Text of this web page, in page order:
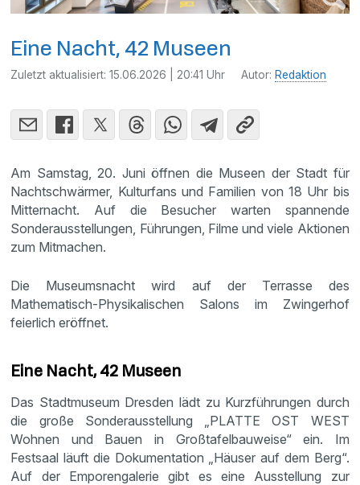
Eine Nacht, 42 Museen
Zuletzt aktualisiert:15.06.2026 | 20:41 Uhr Autor: Redaktion
Am Samstag, 20. Juni öffnen die Museen der Stadt für
Nachtschwärmer, Kulturfans und Familien von 18 Uhr bis
Mitternacht. Auf die Besucher warten spannende
Sonderausstellungen, Führungen, Filme und viele Aktionen
zum Mitmachen.
Die Museumsnacht wird auf der Terrasse des
Mathematisch-Physikalischen Salons im Zwingerhof
feierlich eröffnet.
Eine Nacht, 42 Museen
Das Stadtmuseum Dresden lädt zu Kurzführungen durch
die große Sonderausstellung „PLATTE OST WEST
Wohnen und Bauen in Großtafelbauweise“ ein. Im
Festsaal läuft die Dokumentation „Häuser auf dem Berg“.
Auf der Emporengalerie gibt es eine Ausstellung zur